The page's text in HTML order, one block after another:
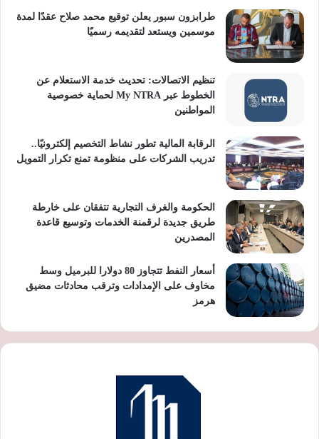
طرابزون سبور يعلن توقيع محمد صلاح عقدًا لمدة
موسمين ويستعد لتقديمه رسميًا
تنظيم الاتصالات: تحديث خدمة الاستعلام عن
الخطوط عبر My NTRA لحماية خصوصية
المواطنين
الرقابة المالية تطور نشاط التخصيم إلكترونيًا..
تدريب الشركات على منظومة تمنع تكرار التمويل
الحكومة والغرف التجارية تتفقان على خارطة
طريق جديدة لرقمنة الخدمات وتوسيع قاعدة
المصدرين
أسعار النفط تتجاوز 80 دولارا للبرميل وسط
مخاوف على الإمدادات وترقب محادثات مضيق
هرمز